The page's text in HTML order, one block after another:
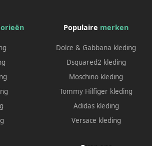
Populaire merken
Dolce & Gabbana kleding
Dsquared2 kleding
Moschino kleding
Tommy Hilfiger kleding
Adidas kleding
Versace kleding